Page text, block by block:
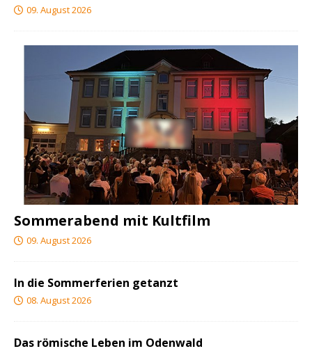
09. August 2026
Sommerabend mit Kultfilm
09. August 2026
In die Sommerferien getanzt
08. August 2026
Das römische Leben im Odenwald